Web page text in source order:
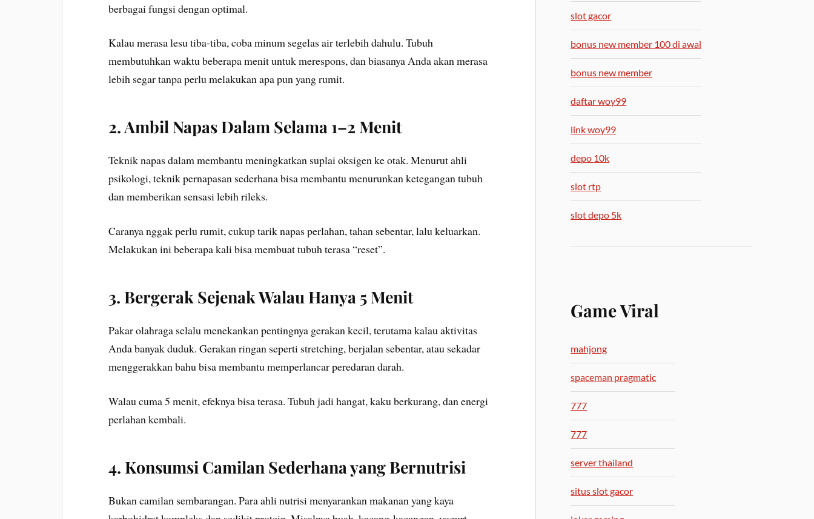
berbagai fungsi dengan optimal.
Kalau merasa lesu tiba-tiba, coba minum segelas air terlebih dahulu. Tubuh
membutuhkan waktu beberapa menit untuk merespons, dan biasanya Anda akan merasa
lebih segar tanpa perlu melakukan apa pun yang rumit.
2. Ambil Napas Dalam Selama 1–2 Menit
Teknik napas dalam membantu meningkatkan suplai oksigen ke otak. Menurut ahli
psikologi, teknik pernapasan sederhana bisa membantu menurunkan ketegangan tubuh
dan memberikan sensasi lebih rileks.
Caranya nggak perlu rumit, cukup tarik napas perlahan, tahan sebentar, lalu keluarkan.
Melakukan ini beberapa kali bisa membuat tubuh terasa “reset”.
3. Bergerak Sejenak Walau Hanya 5 Menit
Pakar olahraga selalu menekankan pentingnya gerakan kecil, terutama kalau aktivitas
Anda banyak duduk. Gerakan ringan seperti stretching, berjalan sebentar, atau sekadar
menggerakkan bahu bisa membantu memperlancar peredaran darah.
Walau cuma 5 menit, efeknya bisa terasa. Tubuh jadi hangat, kaku berkurang, dan energi
perlahan kembali.
4. Konsumsi Camilan Sederhana yang Bernutrisi
Bukan camilan sembarangan. Para ahli nutrisi menyarankan makanan yang kaya
slot gacor
bonus new member 100 di awal
bonus new member
daftar woy99
link woy99
depo 10k
slot rtp
slot depo 5k
Game Viral
mahjong
spaceman pragmatic
777
777
server thailand
situs slot gacor